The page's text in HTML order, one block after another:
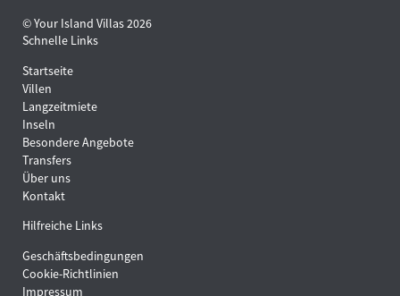
© Your Island Villas 2026
Schnelle Links
Startseite
Villen
Langzeitmiete
Inseln
Besondere Angebote
Transfers
Über uns
Kontakt
Hilfreiche Links
Geschäftsbedingungen
Cookie-Richtlinien
Impressum